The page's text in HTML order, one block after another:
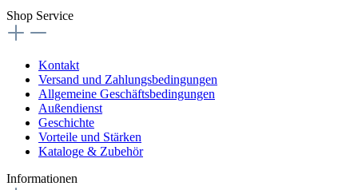
Shop Service
Kontakt
Versand und Zahlungsbedingungen
Allgemeine Geschäftsbedingungen
Außendienst
Geschichte
Vorteile und Stärken
Kataloge & Zubehör
Informationen